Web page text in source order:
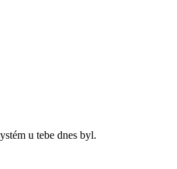
u tebe dnes byl.